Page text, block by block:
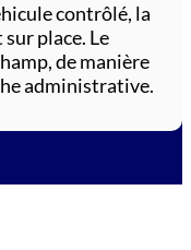
contrôlé, la
place. Le
de manière
administrative.